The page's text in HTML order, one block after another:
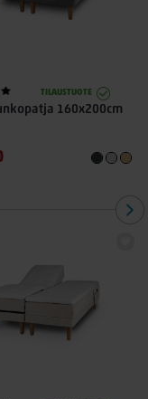
TILAUSTUOTE
160x200cm